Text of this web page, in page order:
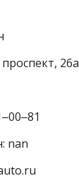
26а
nan